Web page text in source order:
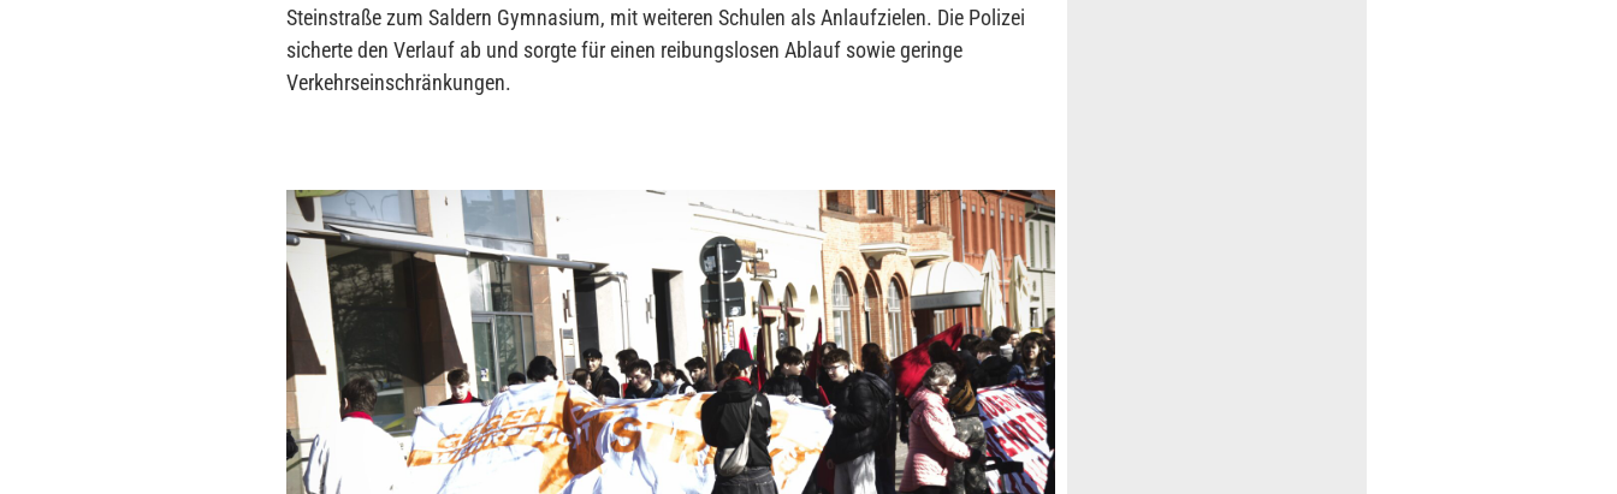
Steinstraße zum Saldern Gymnasium, mit weiteren Schulen als Anlaufzielen. Die Polizei
sicherte den Verlauf ab und sorgte für einen reibungslosen Ablauf sowie geringe
Verkehrseinschränkungen.